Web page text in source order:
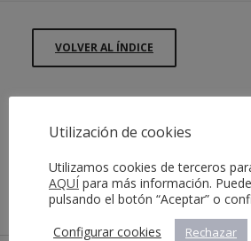
VOLVER AL ÍNDICE
Utilización de cookies
Utilizamos cookies de terceros
AQUÍ para más información.
pulsando el botón “Aceptar” o
Configurar cookies
Rechazar